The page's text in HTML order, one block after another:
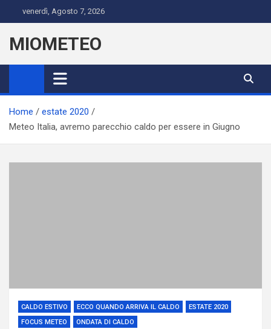
to
content
venerdì, Agosto 7, 2026
MIOMETEO
Home
estate 2020
Meteo Italia, avremo parecchio caldo per essere in Giugno
CALDO ESTIVO ECCO QUANDO ARRIVA IL CALDO
ESTATE 2020
FOCUS METEO
ONDATA DI CALDO